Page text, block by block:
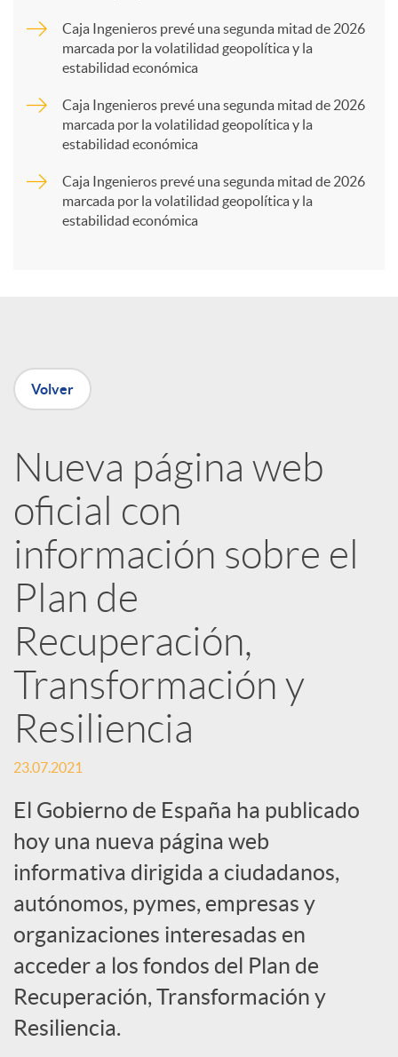
a
n
e
d
e
s
S
o
c
i
a
l
Caja Ingenieros prevé una segunda mitad de 2026
marcada por la volatilidad geopolítica y la
estabilidad económica
Caja Ingenieros prevé una segunda mitad de 2026
marcada por la volatilidad geopolítica y la
estabilidad económica
Caja Ingenieros prevé una segunda mitad de 2026
marcada por la volatilidad geopolítica y la
estabilidad económica
Volver
Nueva página web
oficial con
información sobre el
Plan de
Recuperación,
Transformación y
Resiliencia
23.07.2021
El Gobierno de España ha publicado
hoy una nueva página web
informativa dirigida a ciudadanos,
autónomos, pymes, empresas y
organizaciones interesadas en
acceder a los fondos del Plan de
Recuperación, Transformación y
Resiliencia.